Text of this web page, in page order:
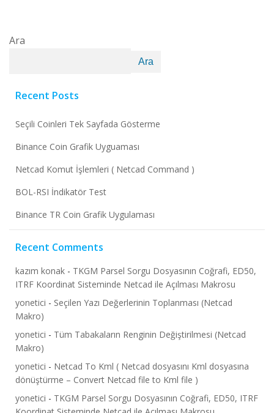
Ara
Ara
Recent Posts
Seçili Coinleri Tek Sayfada Gösterme
Binance Coin Grafik Uyguaması
Netcad Komut İşlemleri ( Netcad Command )
BOL-RSI İndikatör Test
Binance TR Coin Grafik Uygulaması
Recent Comments
kazım konak - TKGM Parsel Sorgu Dosyasının Coğrafi, ED50,
ITRF Koordinat Sisteminde Netcad ile Açılması Makrosu
yonetici - Seçilen Yazı Değerlerinin Toplanması (Netcad
Makro)
yonetici - Tüm Tabakaların Renginin Değiştirilmesi (Netcad
Makro)
yonetici - Netcad To Kml ( Netcad dosyasını Kml dosyasına
dönüştürme – Convert Netcad file to Kml file )
yonetici - TKGM Parsel Sorgu Dosyasının Coğrafi, ED50, ITRF